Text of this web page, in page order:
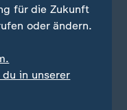
Universität Trier
werden
für die Zukunft
oder ändern.
in unserer